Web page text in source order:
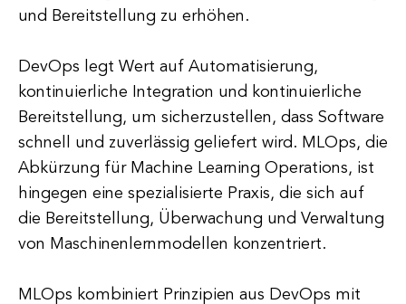
und Bereitstellung zu erhöhen.
DevOps legt Wert auf Automatisierung,
kontinuierliche Integration und kontinuierliche
Bereitstellung, um sicherzustellen, dass Software
schnell und zuverlässig geliefert wird. MLOps, die
Abkürzung für Machine Learning Operations, ist
hingegen eine spezialisierte Praxis, die sich auf
die Bereitstellung, Überwachung und Verwaltung
von Maschinenlernmodellen konzentriert.
MLOps kombiniert Prinzipien aus DevOps mit